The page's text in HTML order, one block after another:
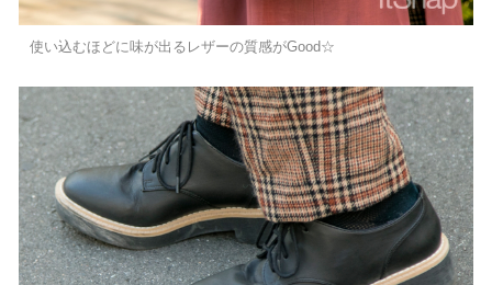
使い込むほどに味が出るレザーの質感がGood☆